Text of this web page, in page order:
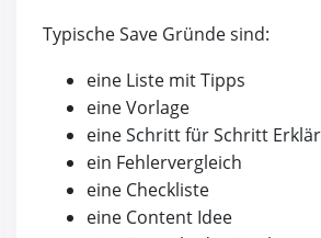
Typische Save Gründe sind:
eine Liste mit Tipps
eine Vorlage
eine Schritt für Schritt
ein Fehlervergleich
eine Checkliste
eine Content Idee